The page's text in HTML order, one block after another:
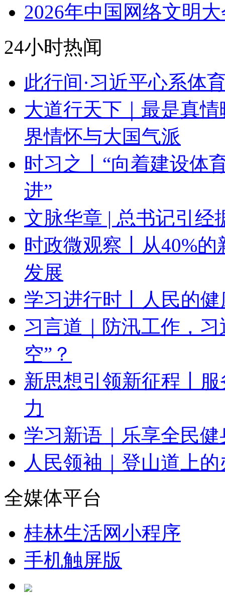
2026年中国网络文明
24小时热闻
此行间·习近平心系体
大道行天下｜最是真
界情怀与大国气派
时习之丨“向着建设体
进”
文脉华章 | 总书记引经
时政微观察丨从40%
发展
学习进行时丨人民的
习言道｜防汛工作，
空”？
新思想引领新征程丨
力
学习新语｜乐享全民
人民领袖｜登山道上
全媒体平台
桂林生活网小程序
手机触屏版